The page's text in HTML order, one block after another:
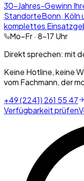
30-Jahres-Gewinn
StandorteBonn, Köln
komplettes
Mo–Fr · 8–17 Uhr
Direkt sprechen: mit
Keine Hotline, keine
vom Fachmann, der
+49 (2241) 261 55 47
Verfügbarkeit prüfen